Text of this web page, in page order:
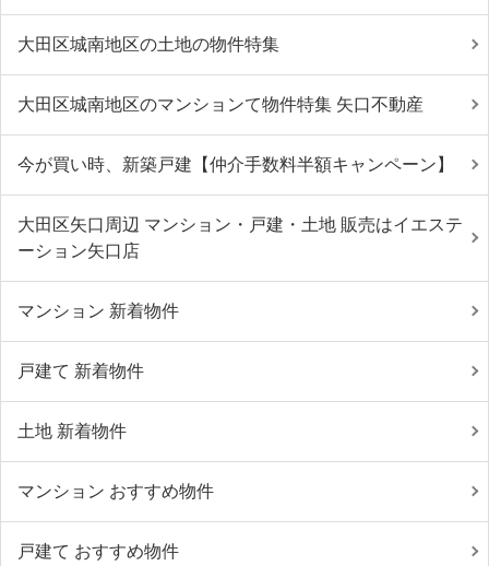
大田区城南地区の土地の物件特集
大田区城南地区のマンションて物件特集 矢口不動産
今が買い時、新築戸建【仲介手数料半額キャンペーン】
大田区矢口周辺 マンション・戸建・土地 販売はイエステ
ーション矢口店
マンション 新着物件
戸建て 新着物件
土地 新着物件
マンション おすすめ物件
戸建て おすすめ物件